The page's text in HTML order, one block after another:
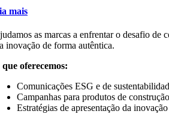
mais
as marcas a enfrentar o desafio de
inovação de forma autêntica.
que oferecemos:
Comunicações ESG e de
Campanhas para produtos de
Estratégias de apresentação da inovação